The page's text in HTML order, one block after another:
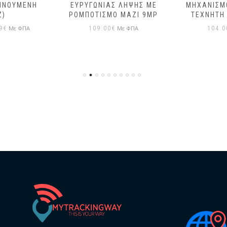
€ Με ΦΠΑ
ΕΥΡΥΓΏΝΙΑΣ ΛΉΨΗΣ ΜΕ
ΡΟΜΠΟΤΙΣΜΌ ΜΑΖΊ 9MP
109.00 € Με ΦΠΑ
ΤΕΧΝΗΤΉ